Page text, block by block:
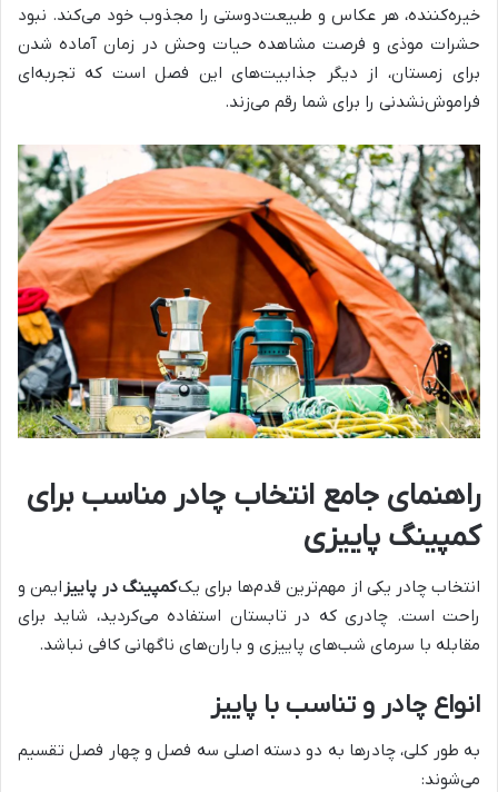
خیره‌کننده، هر عکاس و طبیعت‌دوستی را مجذوب خود می‌کند. نبود
حشرات موذی و فرصت مشاهده حیات وحش در زمان آماده شدن
برای زمستان، از دیگر جذابیت‌های این فصل است که تجربه‌ای
فراموش‌نشدنی را برای شما رقم می‌زند.
راهنمای جامع انتخاب چادر مناسب برای
کمپینگ پاییزی
انتخاب چادر یکی از مهم‌ترین قدم‌ها برای یککمپینگ در پاییز ایمن و
راحت است. چادری که در تابستان استفاده می‌کردید، شاید برای
مقابله با سرمای شب‌های پاییزی و باران‌های ناگهانی کافی نباشد.
انواع چادر و تناسب با پاییز
به طور کلی، چادرها به دو دسته اصلی سه فصل و چهار فصل تقسیم
می‌شوند: